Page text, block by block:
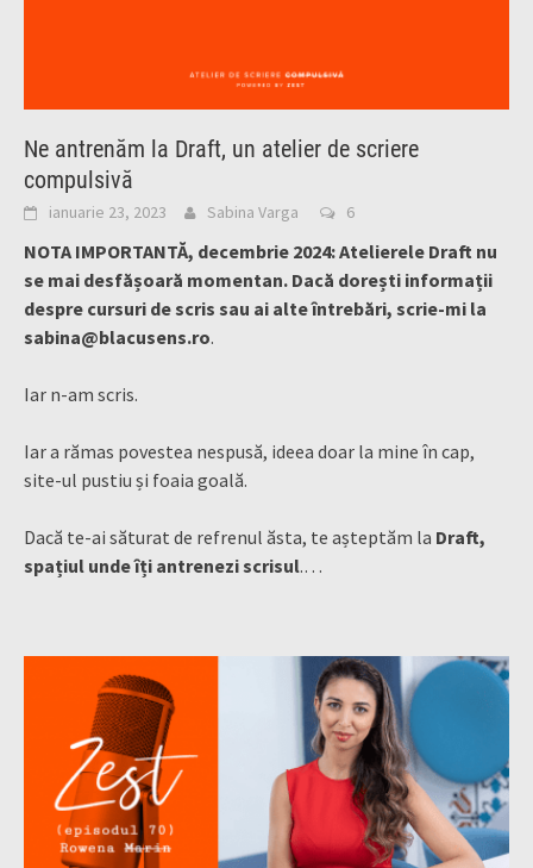
Ne antrenăm la Draft, un atelier de scriere
compulsivă
ianuarie 23, 2023 Sabina Varga 6
NOTA IMPORTANTĂ, decembrie 2024: Atelierele Draft nu
se mai desfășoară momentan. Dacă dorești informații
despre cursuri de scris sau ai alte întrebări, scrie-mi la
sabina@blacusens.ro.
Iar n-am scris.
Iar a rămas povestea nespusă, ideea doar la mine în cap,
site-ul pustiu și foaia goală.
Dacă te-ai săturat de refrenul ăsta, te așteptăm la Draft,
spațiul unde îți antrenezi scrisul.…